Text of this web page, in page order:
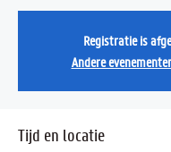
Registratie is
Andere
Tijd en locatie